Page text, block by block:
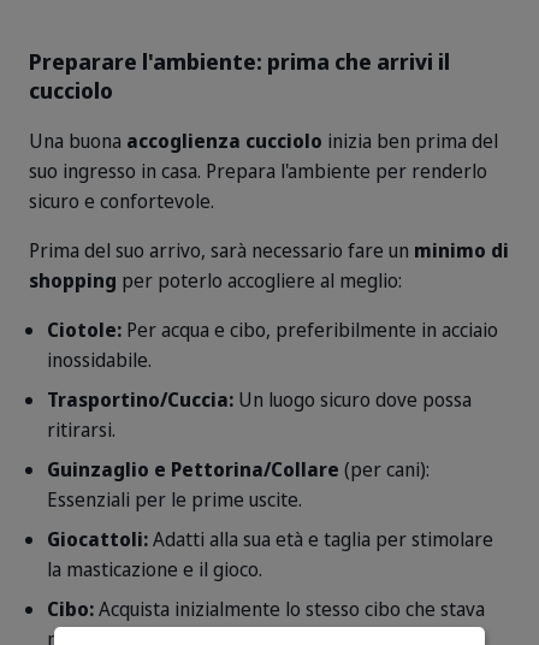
Preparare l'ambiente: prima che arrivi il
cucciolo
Una buona accoglienza cucciolo inizia ben prima del
suo ingresso in casa. Prepara l'ambiente per renderlo
sicuro e confortevole.
Prima del suo arrivo, sarà necessario fare un minimo di
shopping per poterlo accogliere al meglio:
Ciotole: Per acqua e cibo, preferibilmente in acciaio
inossidabile.
Trasportino/Cuccia: Un luogo sicuro dove possa
ritirarsi.
Guinzaglio e Pettorina/Collare (per cani):
Essenziali per le prime uscite.
Giocattoli:Adatti alla sua età e taglia per stimolare
la masticazione e il gioco.
Cibo:Acquista inizialmente lo stesso cibo che stava
mangiando nel luogo di origine per evitare sbalzi